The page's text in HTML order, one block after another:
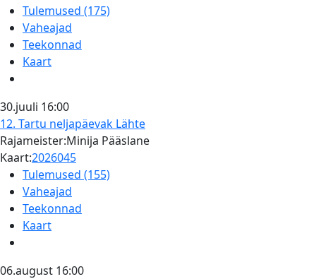
Tulemused (175)
Vaheajad
Teekonnad
Kaart
30.juuli 16:00
12. Tartu neljapäevak Lähte
Rajameister:Minija Pääslane
Kaart:2026045
Tulemused (155)
Vaheajad
Teekonnad
Kaart
06.august 16:00